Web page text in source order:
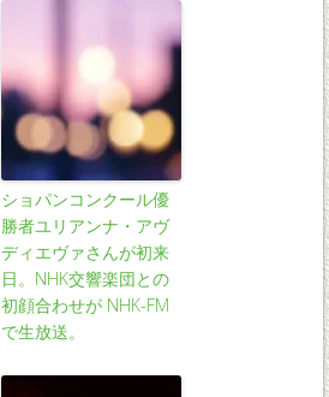
ショパンコンクール優
勝者ユリアンナ・アヴ
ディエヴァさんが初来
日。NHK交響楽団との
初顔合わせが NHK-FM
で生放送。